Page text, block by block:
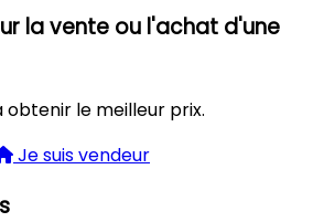
la vente ou l'achat d'une
obtenir le meilleur prix.
Je suis vendeur